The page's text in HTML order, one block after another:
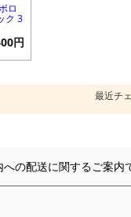
ロ
ク 3
円
最近チ
への配送に関するご案内